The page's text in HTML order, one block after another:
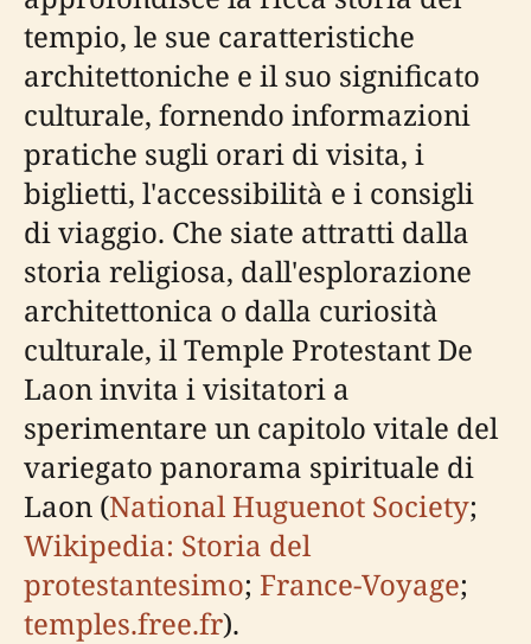
tempio, le sue caratteristiche
architettoniche e il suo significato
culturale, fornendo informazioni
pratiche sugli orari di visita, i
biglietti, l'accessibilità e i consigli
di viaggio. Che siate attratti dalla
storia religiosa, dall'esplorazione
architettonica o dalla curiosità
culturale, il Temple Protestant De
Laon invita i visitatori a
sperimentare un capitolo vitale del
variegato panorama spirituale di
Laon (National Huguenot Society;
Wikipedia: Storia del
protestantesimo; France-Voyage;
temples.free.fr).